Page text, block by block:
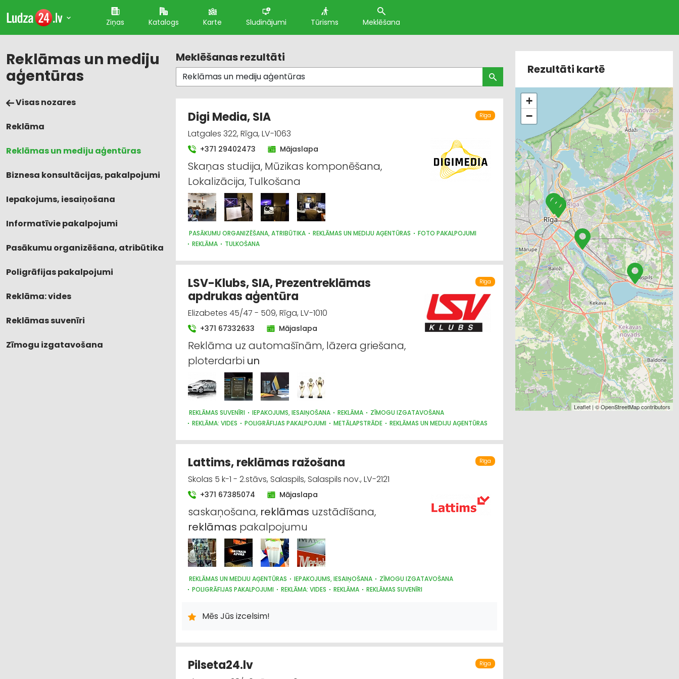
Ziņas Katalogs Karte Sludinājumi Tūrisms Meklēšana
Reklāmas un mediju
aģentūras
Visas nozares
Reklāma
Reklāmas un mediju aģentūras
Biznesa konsultācijas, pakalpojumi
Iepakojums, iesaiņošana
Informatīvie pakalpojumi
Pasākumu organizēšana, atribūtika
Poligrāfijas pakalpojumi
Reklāma: vides
Reklāmas suvenīri
Zīmogu izgatavošana
Meklēšanas rezultāti
Rīga
Digi Media, SIA
Latgales 322, Rīga, LV-1063
+371 29402473 Mājaslapa
Skaņas studija, Mūzikas komponēšana,
Lokalizācija, Tulkošana
PASĀKUMU ORGANIZĒŠANA, ATRIBŪTIKA REKLĀMAS UN MEDIJU AĢENTŪRAS
FOTO PAKALPOJUMI
REKLĀMA
TULKOŠANA
Rīga
LSV-Klubs, SIA, Prezentreklāmas
apdrukas aģentūra
Elizabetes 45/47 - 509, Rīga, LV-1010
+371 67332633 Mājaslapa
Reklāma uz automašīnām, lāzera griešana,
ploterdarbi un
REKLĀMAS SUVENĪRI IEPAKOJUMS, IESAIŅOŠANA REKLĀMA
ZĪMOGU IZGATAVOŠANA
REKLĀMA: VIDES
POLIGRĀFIJAS PAKALPOJUMI METĀLAPSTRĀDE
REKLĀMAS UN MEDIJU AĢENTŪRAS
ATSLĒGAS, SLĒDZENES
BIZNESA KONSULTĀCIJAS, PAKALPOJUMI
Rīga
Lattims, reklāmas ražošana
Skolas 5 k-1 - 2.stāvs, Salaspils, Salaspils nov., LV-2121
+371 67385074 Mājaslapa
saskaņošana, reklāmas uzstādīšana,
reklāmas pakalpojumu
REKLĀMAS UN MEDIJU AĢENTŪRAS IEPAKOJUMS, IESAIŅOŠANA
ZĪMOGU IZGATAVOŠANA
POLIGRĀFIJAS PAKALPOJUMI
REKLĀMA: VIDES REKLĀMA REKLĀMAS SUVENĪRI
Mēs Jūs izcelsim!
Rīga
Pilseta24.lv
Rezultāti kartē
+
−
Leaflet | ©OpenStreetMapcontributors